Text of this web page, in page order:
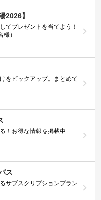
2026】
てプレゼントを当てよう！
様）
をピックアップ。まとめて
！お得な情報を掲載中
ス
サブスクリプションプラン